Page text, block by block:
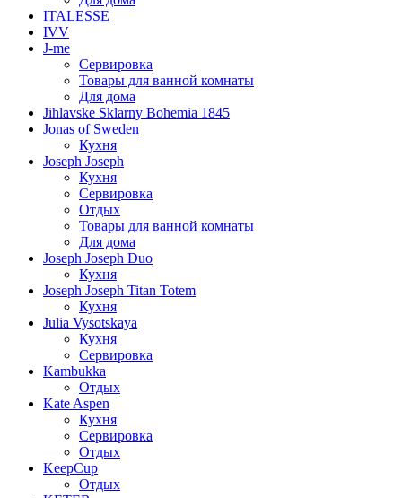
ITALESSE
IVV
J-me
Сервировка
Товары для ванной комнаты
Для дома
Jihlavske Sklarny Bohemia 1845
Jonas of Sweden
Кухня
Joseph Joseph
Кухня
Сервировка
Отдых
Товары для ванной комнаты
Для дома
Joseph Joseph Duo
Кухня
Joseph Joseph Titan Totem
Кухня
Julia Vysotskaya
Кухня
Сервировка
Kambukka
Отдых
Kate Aspen
Кухня
Сервировка
Отдых
KeepCup
Отдых